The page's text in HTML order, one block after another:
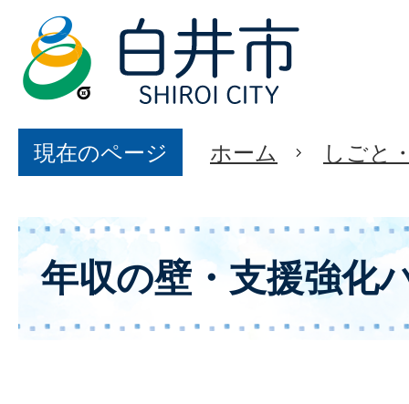
現在のページ ホーム しごと
年収の壁・支援強化